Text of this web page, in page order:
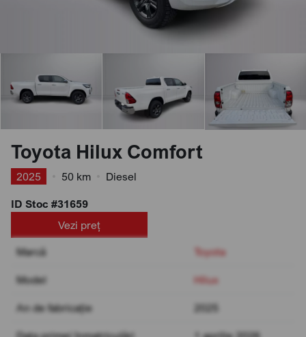
Toyota Hilux Comfort
2025 50 km
Diesel
ID Stoc #31659
Vezi preț
Marcă
Toyota
Model Hilux
An de fabricație 2025